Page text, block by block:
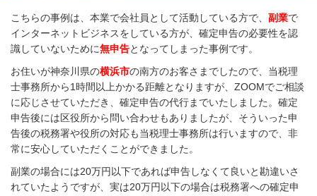
こちらの事例は、本業で会社員として活動している方で、 副業で
インターネットビジネスをしている方が、確定申告の必要性を認
識していないために無申告となってしまった事例です。
お住いが神奈川県の横浜市の南方のお客さまでしたので、当税理
士事務所から1時間以上かかる距離となりますが、ZOOMでご相談
に応じさせていただき、確定申告の代行までいたしました。確定
申告後には区役所から問い合わせもありましたが、そういった申
告後の税務署や役所の対応も当税理士事務所は行いますので、非
常に安心していただくことができました。
副業の場合には20万円以下であれば申告しなくて良いと勘違いさ
れていたようですが、実は20万円以下の場合は税務署への確定申